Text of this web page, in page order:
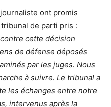
ont promis
de parti pris :
cette décision
de défense déposés
par les juges. Nous
à suivre. Le tribunal a
les échanges entre notre
intervenus après la